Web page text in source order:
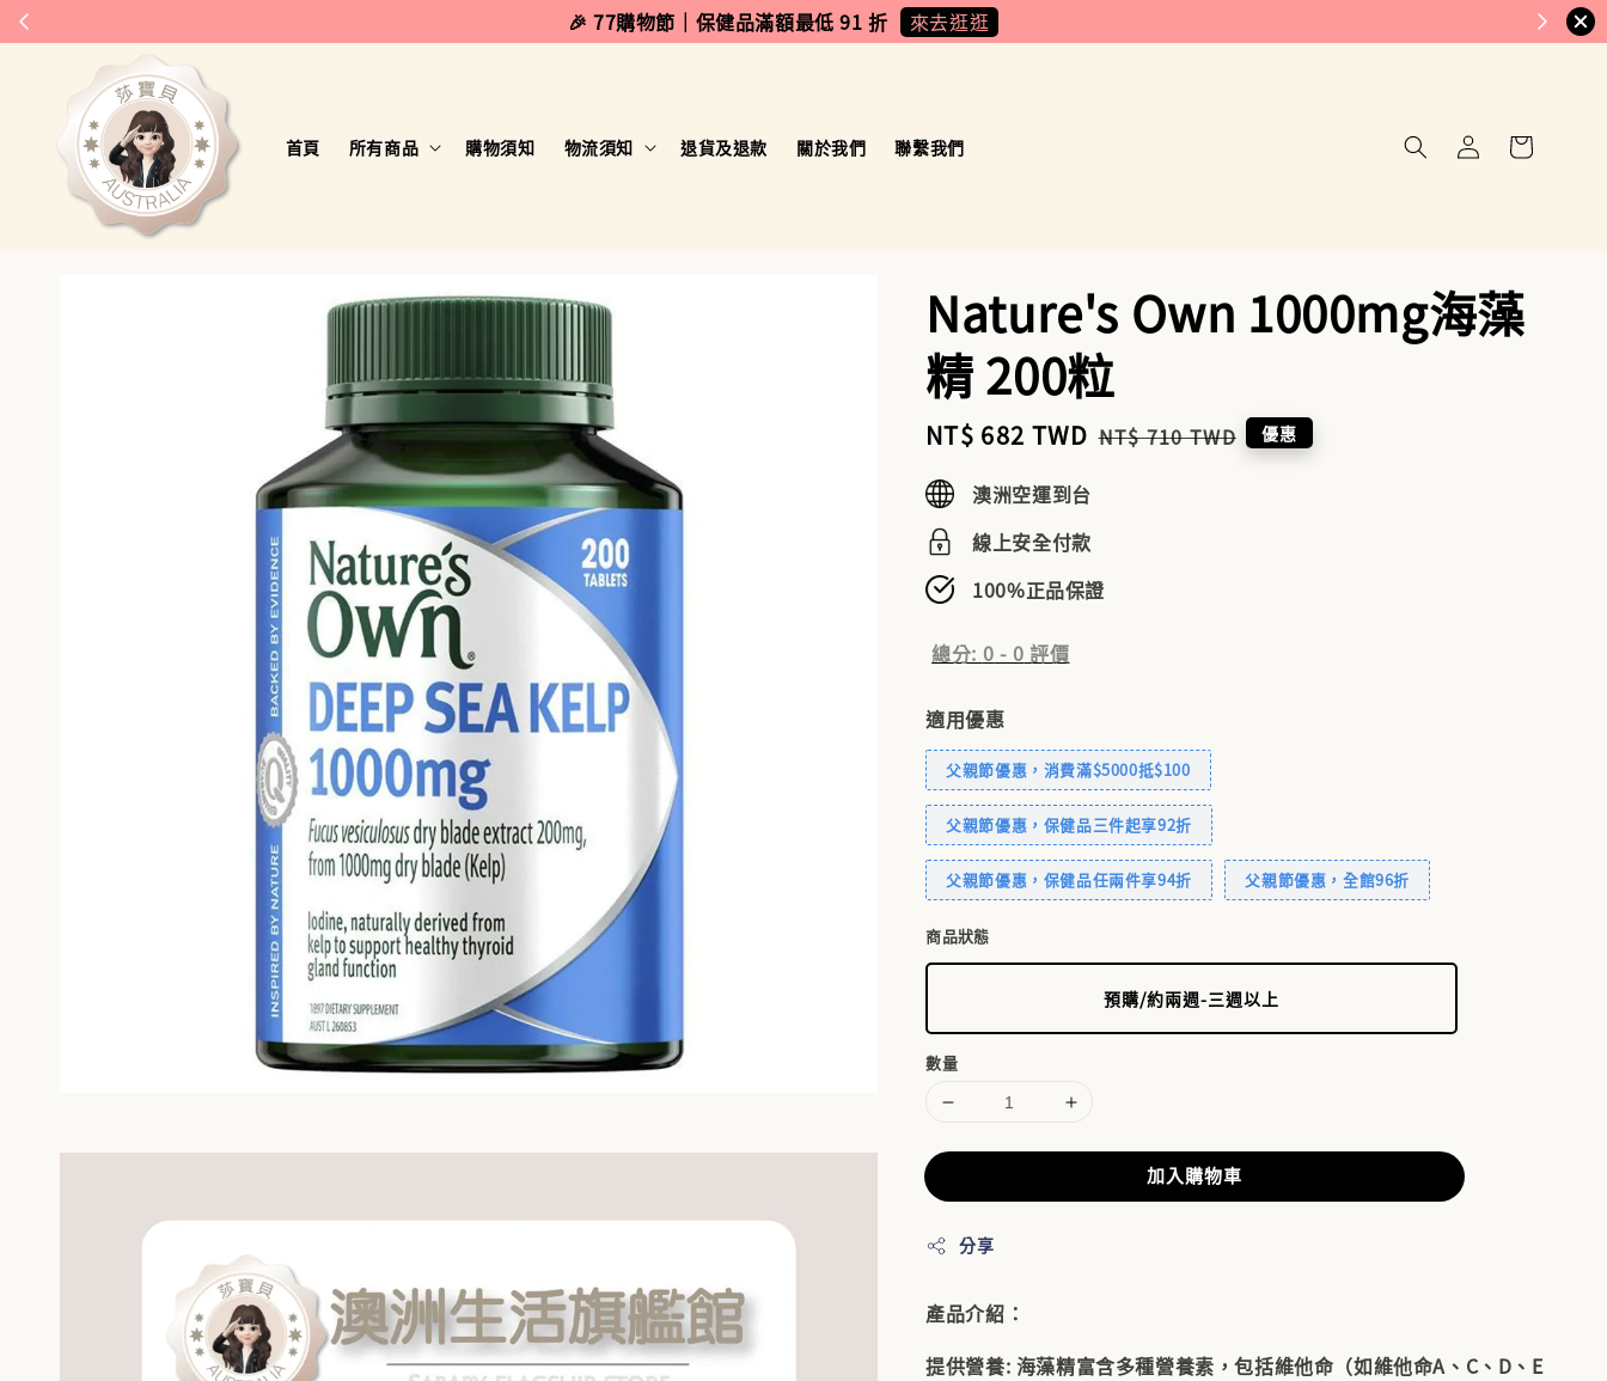
🎉 77購物節｜保健品滿額最低 91 折 來去逛逛
首頁 所有商品 購物須知 物流須知 退貨及退款 關於我們 聯繫我們
Nature's Own 1000mg海藻
精 200粒
Sale
price
NT$ 682 TWD Regular
NT$ 710 TWD 優惠
澳洲空運到台
線上安全付款
100%正品保證
總分: 0 - 0 評價
適用優惠
父親節優惠，消費滿$5000抵$100
父親節優惠，保健品三件起享92折
父親節優惠，保健品任兩件享94折 父親節優惠，全館96折
商品狀態
預購/約兩週-三週以上
數量
加入購物車
分享
產品介紹：
提供營養: 海藻精富含多種營養素，包括維他命（如維他命A、C、D、E